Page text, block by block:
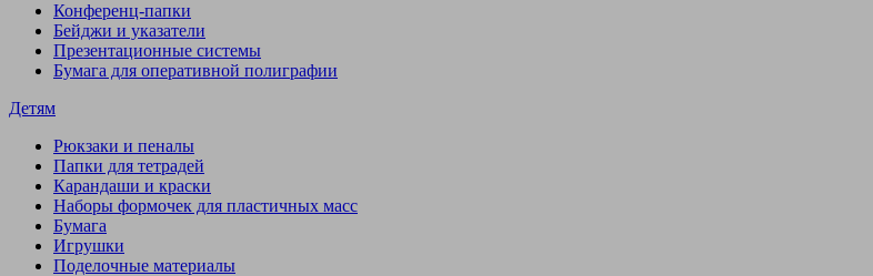
Конференц-папки
Бейджи и указатели
Презентационные системы
Бумага для оперативной полиграфии
Детям
Рюкзаки и пеналы
Папки для тетрадей
Карандаши и краски
Наборы формочек для пластичных масс
Бумага
Игрушки
Поделочные материалы